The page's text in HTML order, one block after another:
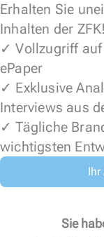
Erhalten Sie
Inhalten der ZFK!
✓ Vollzugriff
ePaper
✓ Exklusive
Interviews aus
✓ Tägliche
wichtigsten
Ihr
Sie